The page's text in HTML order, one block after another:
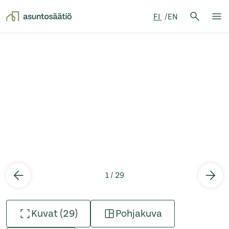
FI EN
Hae:
1 / 29
Kuvat (29) Pohjakuva